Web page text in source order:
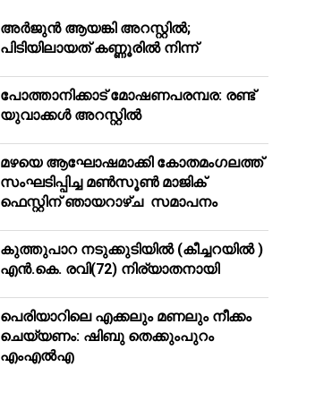
അർജുൻ ആയങ്കി അറസ്റ്റിൽ;
പിടിയിലായത് കണ്ണൂരിൽ നിന്ന്
പോത്താനിക്കാട് മോഷണപരമ്പര: രണ്ട്
യുവാക്കൾ അറസ്റ്റിൽ
മഴയെ ആഘോഷമാക്കി കോതമംഗലത്ത്
സംഘടിപ്പിച്ച മൺസൂൺ മാജിക്
ഫെസ്റ്റിന് ഞായറാഴ്ച സമാപനം
കുത്തുപാറ നടുക്കുടിയിൽ (കീച്ചറയിൽ )
എൻ.കെ. രവി(72) നിര്യാതനായി
പെരിയാറിലെ എക്കലും മണലും നീക്കം
ചെയ്യണം: ഷിബു തെക്കുംപുറം
എംഎൽഎ